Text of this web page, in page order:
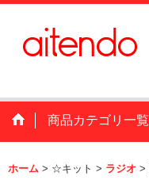
商品カテゴリ一覧
ホーム > ☆キット > ラジオ >